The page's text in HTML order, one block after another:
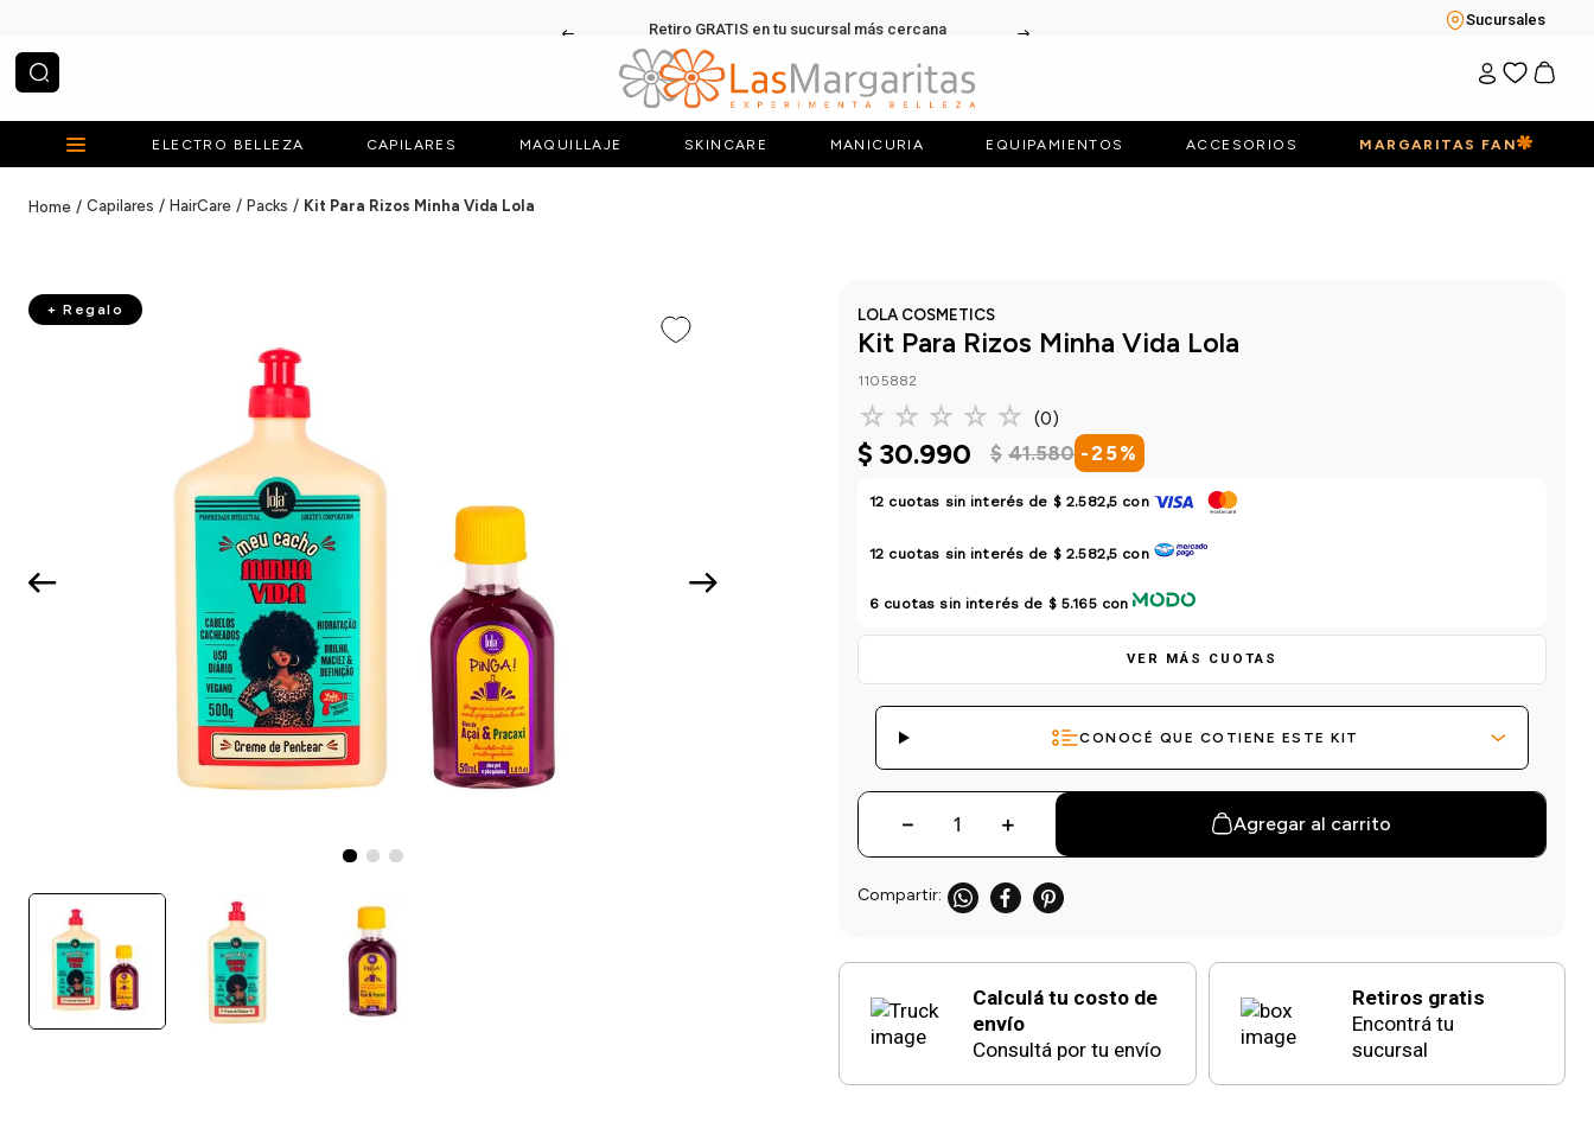
Retiro GRATIS en tu sucursal más cercana
Sucursales
¿Qué estás buscando?
ELECTRO BELLEZA CAPILARES MAQUILLAJE SKINCARE MANICURIA EQUIPAMIENTOS ACCESORIOS MARGARITAS FAN
Capilares HairCare Packs Kit Para Rizos Minha Vida Lola
+ Regalo LOLA COSMETICS
Kit Para Rizos Minha Vida Lola
1105882
☆ ☆ ☆ ☆ ☆ (0)
$ 30.990 $ 41.580 -25%
12 cuotas sin interés de $ 2.582,5 con
12 cuotas sin interés de $ 2.582,5 con
6 cuotas sin interés de $ 5.165con
VER MÁS CUOTAS
CONOCÉ QUE COTIENE ESTE KIT
＋
－ Agregar al carrito
Calculá tu costo de
envío
Consultá por tu envío
Retiros gratis
Encontrá tu
sucursal